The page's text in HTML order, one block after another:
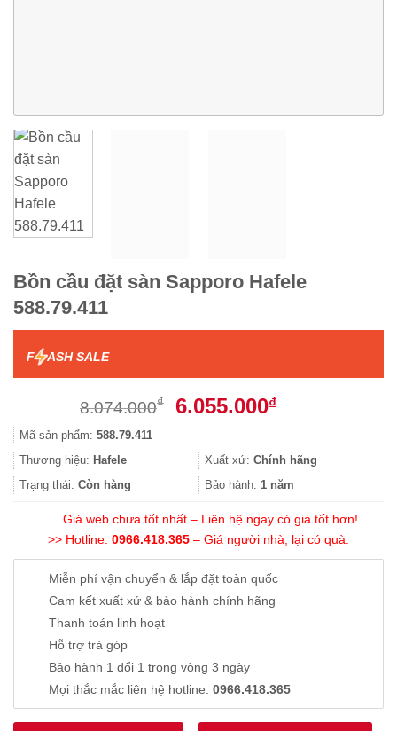
Bồn cầu đặt sàn Sapporo Hafele
588.79.411
F ASH SALE
8.074.000₫
Giá
8.074.000₫.
6.055.000₫Giá
là:
6.055.000₫.
Mã sản phẩm: 588.79.411
Thương hiệu: Hafele Xuất xứ: Chính hãng
Trạng thái: Còn hàng Bảo hành: 1 năm
Giá web chưa tốt nhất – Liên hệ ngay có giá tốt hơn!
>> Hotline: 0966.418.365 – Giá người nhà, lại có quà.
Miễn phí vận chuyển & lắp đặt toàn quốc
Cam kết xuất xứ & bảo hành chính hãng
Thanh toán linh hoạt
Hỗ trợ trả góp
Bảo hành 1 đổi 1 trong vòng 3 ngày
Mọi thắc mắc liên hệ hotline: 0966.418.365